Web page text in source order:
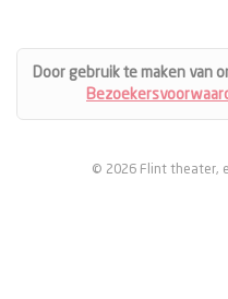
Door gebruik te maken van
© 2026 Flint theater,